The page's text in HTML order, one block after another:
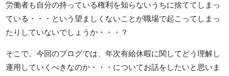
労働者も自分の持っている権利を知らないうちに捨ててしまっ
ている・・・という望ましくないことが職場で起こってしまっ
たりしていないでしょうか・・・？
そこで、今回のブログでは、年次有給休暇に関してどう理解し
運用していくべきなのか・・・についてお話をしたいと思いま